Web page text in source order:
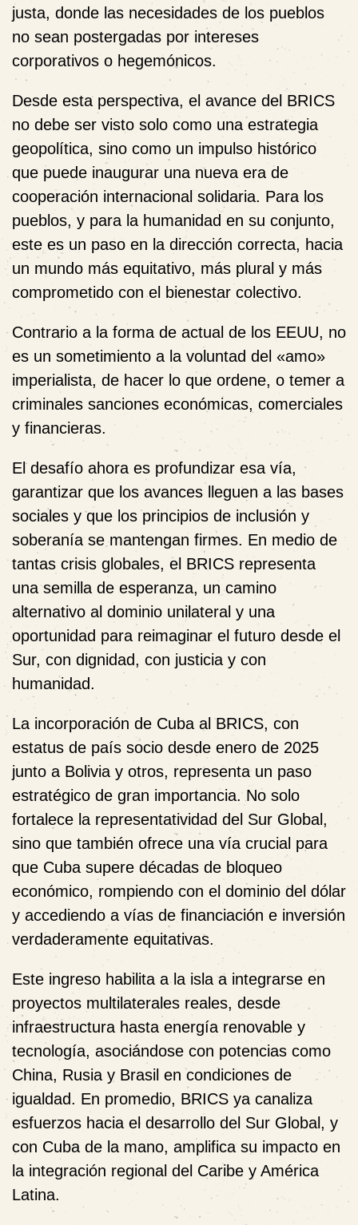
justa, donde las necesidades de los pueblos
no sean postergadas por intereses
corporativos o hegemónicos.
Desde esta perspectiva, el avance del BRICS
no debe ser visto solo como una estrategia
geopolítica, sino como un impulso histórico
que puede inaugurar una nueva era de
cooperación internacional solidaria. Para los
pueblos, y para la humanidad en su conjunto,
este es un paso en la dirección correcta, hacia
un mundo más equitativo, más plural y más
comprometido con el bienestar colectivo.
Contrario a la forma de actual de los EEUU, no
es un sometimiento a la voluntad del «amo»
imperialista, de hacer lo que ordene, o temer a
criminales sanciones económicas, comerciales
y financieras.
El desafío ahora es profundizar esa vía,
garantizar que los avances lleguen a las bases
sociales y que los principios de inclusión y
soberanía se mantengan firmes. En medio de
tantas crisis globales, el BRICS representa
una semilla de esperanza, un camino
alternativo al dominio unilateral y una
oportunidad para reimaginar el futuro desde el
Sur, con dignidad, con justicia y con
humanidad.
La incorporación de Cuba al BRICS, con
estatus de país socio desde enero de 2025
junto a Bolivia y otros, representa un paso
estratégico de gran importancia. No solo
fortalece la representatividad del Sur Global,
sino que también ofrece una vía crucial para
que Cuba supere décadas de bloqueo
económico, rompiendo con el dominio del dólar
y accediendo a vías de financiación e inversión
verdaderamente equitativas.
Este ingreso habilita a la isla a integrarse en
proyectos multilaterales reales, desde
infraestructura hasta energía renovable y
tecnología, asociándose con potencias como
China, Rusia y Brasil en condiciones de
igualdad. En promedio, BRICS ya canaliza
esfuerzos hacia el desarrollo del Sur Global, y
con Cuba de la mano, amplifica su impacto en
la integración regional del Caribe y América
Latina.